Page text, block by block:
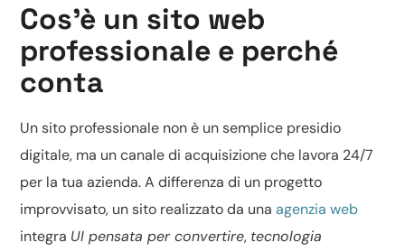
Cos’è un sito web
professionale e perché
conta
Unsito professionale non è un semplice presidio
digitale, ma un canale di acquisizione che lavora 24/7
per la tua azienda. A differenza di un progetto
improvvisato, un sito realizzato da unaagenzia web
integra UI pensata per convertire, tecnologia